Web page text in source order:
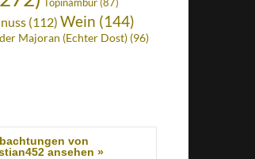
(112) Wein (144)
Majoran (Echter Dost) (96)
von
ansehen »